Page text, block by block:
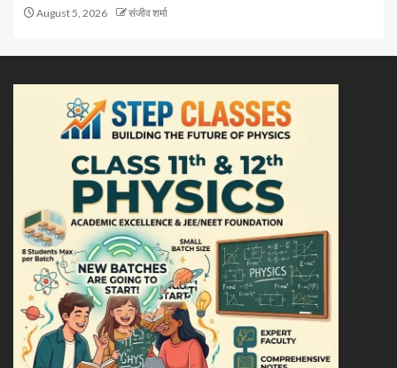
August 5, 2026 संजीव शर्मा